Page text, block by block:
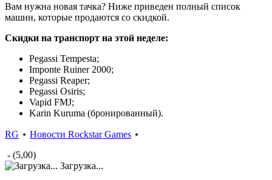
Вам нужна новая тачка? Ниже приведен полный список
машин, которые продаются со скидкой.
Скидки на транспорт на этой неделе:
Pegassi Tempesta;
Imponte Ruiner 2000;
Pegassi Reaper;
Pegassi Osiris;
Vapid FMJ;
Karin Kuruma (бронированный).
RG ⋆ Новости Rockstar Games ⋆
- (5,00)
Загрузка...